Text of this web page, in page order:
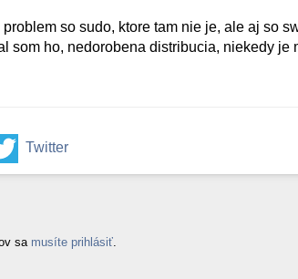
so sudo, ktore tam nie je, ale aj so
som ho, nedorobena distribucia, niekedy
Twitter
sa musíte prihlásiť